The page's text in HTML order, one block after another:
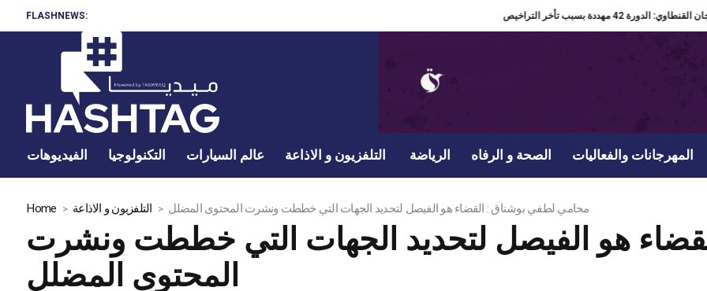
FLASHNEWS: مدير مهرجان القنطاوي: الدورة 42 مهددة بسبب تأخر التراخيص
الفيديوهات التكنولوجيا عالم السيارات التلفزيون و الاذاعة الرياضة الصحة و الرفاه المهرجانات والفعاليات
Home التلفزيون و الاذاعة محامي لطفي بوشناق : القضاء هو الفيصل لتحديد الجهات التي خططت ونشرت المحتوى المضلل
هو الفيصل لتحديد الجهات التي خططت ونشرت
المحتوى المضلل